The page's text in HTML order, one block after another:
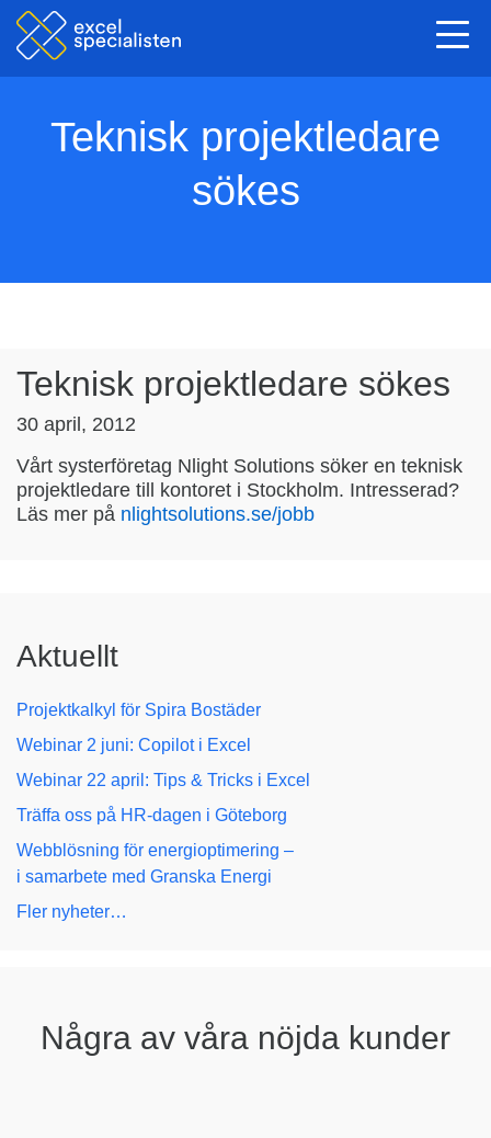
Teknisk projektledare
sökes
Teknisk projektledare sökes
30 april, 2012
Vårt systerföretag Nlight Solutions söker en teknisk
projektledare till kontoret i Stockholm. Intresserad?
Läs mer på nlightsolutions.se/jobb
Aktuellt
Projektkalkyl för Spira Bostäder
Webinar 2 juni: Copilot i Excel
Webinar 22 april: Tips & Tricks i Excel
Träffa oss på HR-dagen i Göteborg
Webblösning för energioptimering –
i samarbete med Granska Energi
Fler nyheter…
Några av våra nöjda kunder